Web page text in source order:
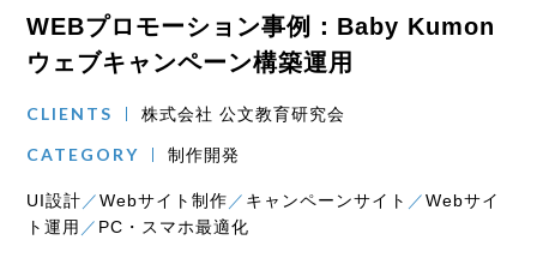
WEBプロモーション事例：Baby Kumon
ウェブキャンペーン構築運用
CLIENTS 株式会社 公文教育研究会
CATEGORY 制作開発
UI設計 Webサイト制作 キャンペーンサイト
Webサイ
ト運用
PC・スマホ最適化